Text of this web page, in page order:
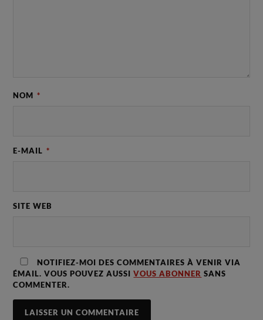
NOM *
E-MAIL *
SITE WEB
NOTIFIEZ-MOI DES COMMENTAIRES À VENIR VIA
ÉMAIL. VOUS POUVEZ AUSSIVOUS ABONNER SANS
COMMENTER.